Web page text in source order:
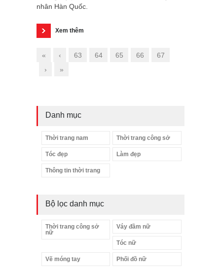
nhân Hàn Quốc.
Xem thêm
« ‹ 63 64 65 66
67
›
»
Danh mục
Thời trang nam Thời trang công sở
Tóc đẹp Làm đẹp
Thông tin thời trang
Bộ lọc danh mục
Thời trang công sở
nữ
Váy đầm nữ
Tóc nữ
Vẽ móng tay Phối đồ nữ